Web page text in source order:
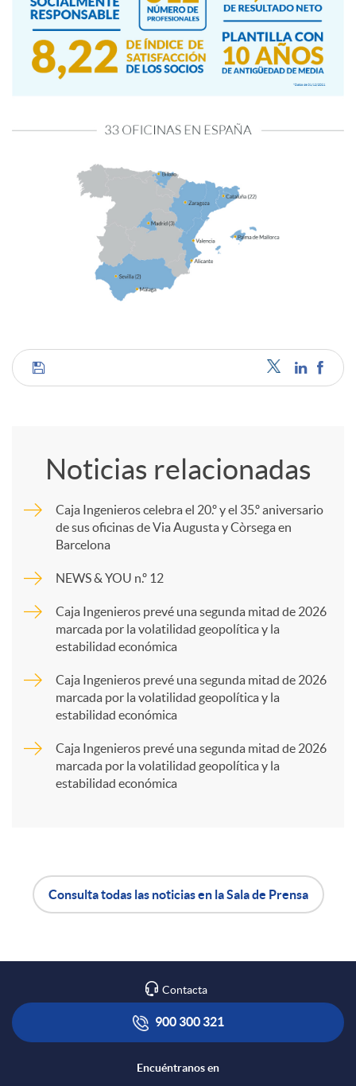
C
e
d
Noticias relacionadas
Caja Ingenieros celebra el 20.º y el 35.º aniversario
de sus oficinas de Via Augusta y Còrsega en
Barcelona
NEWS & YOU n.º 12
Caja Ingenieros prevé una segunda mitad de 2026
marcada por la volatilidad geopolítica y la
estabilidad económica
Caja Ingenieros prevé una segunda mitad de 2026
marcada por la volatilidad geopolítica y la
estabilidad económica
Caja Ingenieros prevé una segunda mitad de 2026
marcada por la volatilidad geopolítica y la
estabilidad económica
A
p
l
o
t
Consulta todas las noticias en la Sala de Prensa
Contacta
900 300 321
Encuéntranos en